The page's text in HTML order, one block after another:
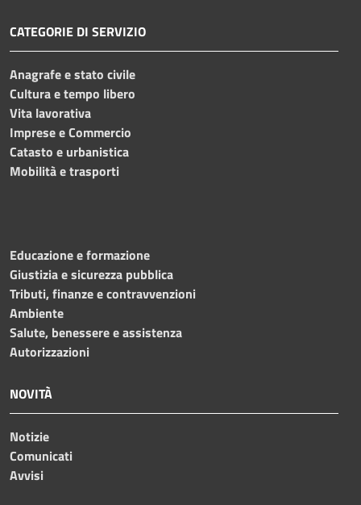
CATEGORIE DI SERVIZIO
Anagrafe e stato civile
Cultura e tempo libero
Vita lavorativa
Imprese e Commercio
Catasto e urbanistica
Mobilità e trasporti
Educazione e formazione
Giustizia e sicurezza pubblica
Tributi, finanze e contravvenzioni
Ambiente
Salute, benessere e assistenza
Autorizzazioni
NOVITÀ
Notizie
Comunicati
Avvisi